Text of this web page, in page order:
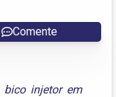
Comente
bico injetor em